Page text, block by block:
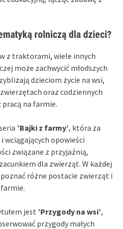
rolniczą dla dzieci?
z traktorami, wiele innych
może zachwycić młodszych
dzieciom życie na wsi,
oraz codziennych
na farmie.
’Bajki z farmy’, która za
wciągających opowieści
związane z przyjaźnią,
dla zwierząt. W każdej
różne postacie zwierząt i
jest ’Przygody na wsi’,
przygody małych